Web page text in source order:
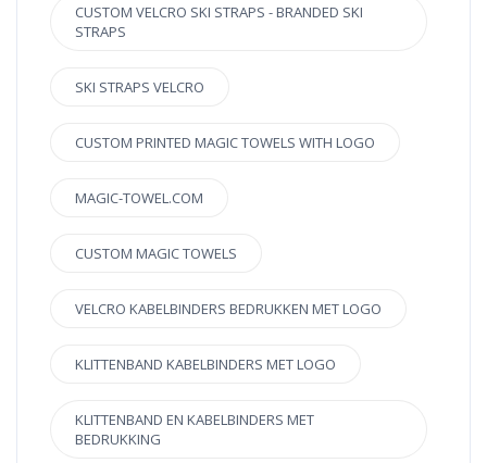
CUSTOM VELCRO SKI STRAPS - BRANDED SKI
STRAPS
SKI STRAPS VELCRO
CUSTOM PRINTED MAGIC TOWELS WITH LOGO
MAGIC-TOWEL.COM
CUSTOM MAGIC TOWELS
VELCRO KABELBINDERS BEDRUKKEN MET LOGO
KLITTENBAND KABELBINDERS MET LOGO
KLITTENBAND EN KABELBINDERS MET
BEDRUKKING